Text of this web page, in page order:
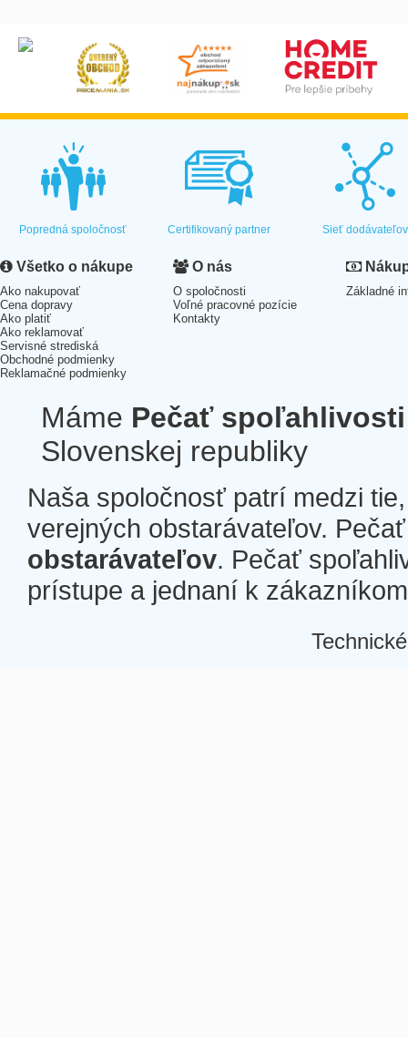
Popredná spoločnosť Certifikovaný partner Sieť dodávateľov
Všetko o nákupe
Ako nakupovať
Cena dopravy
Ako platiť
Ako reklamovať
Servisné strediská
Obchodné podmienky
Reklamačné podmienky
O nás
O spoločnosti
Voľné pracovné pozície
Kontakty
Základné
Máme Pečať spoľahlivosti
Slovenskej republiky
Naša spoločnosť patrí medzi
verejných obstarávateľov.
obstarávateľov. Pečať
prístupe a jednaní k